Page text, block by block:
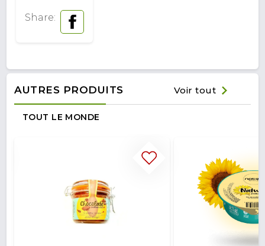
Share:
AUTRES PRODUITS Voir tout
TOUT LE MONDE